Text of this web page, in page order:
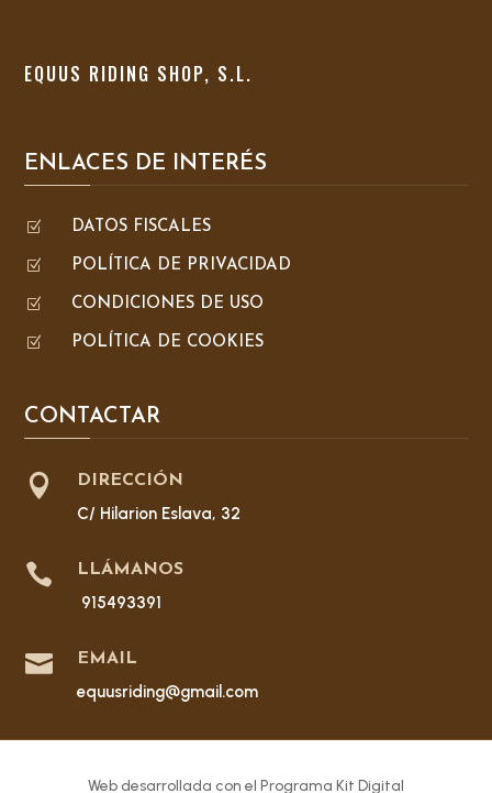
EQUUS RIDING SHOP, S.L.
ENLACES DE INTERÉS
Z DATOS FISCALES
Z POLÍTICA DE PRIVACIDAD
Z CONDICIONES DE USO
Z POLÍTICA DE COOKIES
CONTACTAR
 DIRECCIÓN
C/ Hilarion Eslava, 32
 LLÁMANOS
915493391
 EMAIL
equusriding@gmail.com
Web desarrollada con el Programa Kit Digital